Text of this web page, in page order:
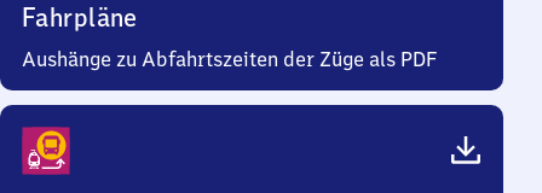
Fahrpläne
Aushänge zu Abfahrtszeiten der Züge als PDF